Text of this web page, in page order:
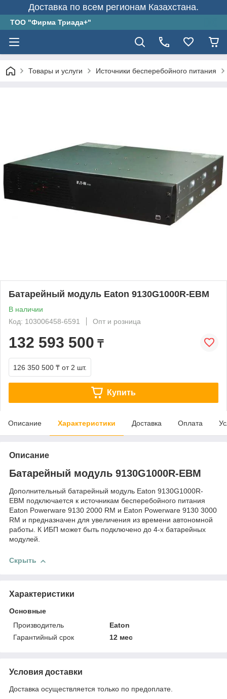
Доставка по всем регионам Казахстана.
ТОО "Фирма Триада+"
Товары и услуги Источники бесперебойного питания
Батарейный модуль Eaton 9130G1000R-EBM
В наличии
Код: 103006458-6591
Опт и розница
132 593 500 ₸
126 350 500 ₸ от 2 шт.
Купить
Описание Характеристики Доставка Оплата
Описание
Батарейный модуль 9130G1000R-EBM
Дополнительный батарейный модуль Eaton 9130G1000R-
EBM подключается к источникам бесперебойного питания
Eaton Powerware 9130 2000 RM и Eaton Powerware 9130 3000
RM и предназначен для увеличения из времени автономной
работы. К ИБП может быть подключено до 4-х батарейных
модулей.
Скрыть
Характеристики
Основные
Производитель
Eaton
Гарантийный срок
12 мес
Условия доставки
Доставка осуществляется только по предоплате.